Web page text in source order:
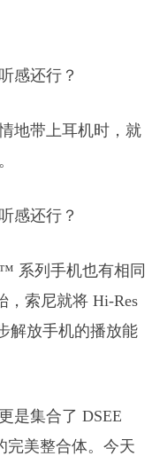
地带上耳机时，就
系列手机也有相同
索尼就将 Hi-Res
解放手机的播放能
是集合了 DSEE
完美整合体。今天